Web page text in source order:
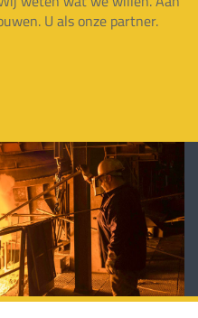
U als onze partner.